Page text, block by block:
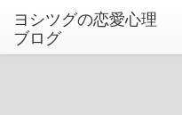
ヨシツグの恋愛心理
ブログ